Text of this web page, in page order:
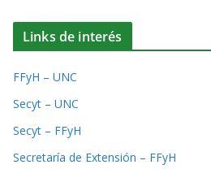
Links de interés
FFyH – UNC
Secyt – UNC
Secyt – FFyH
Secretaría de Extensión – FFyH